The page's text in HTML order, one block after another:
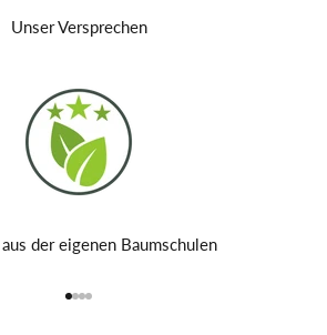
Unser Versprechen
der eigenen Baumschulen